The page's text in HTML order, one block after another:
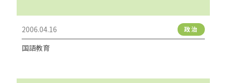
国語教育
2006.04.16 政治